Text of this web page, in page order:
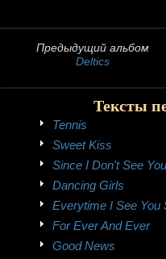
Предыдущий альбом
Deltics
Тексты
Tennis
Sweet Kiss
Since I Don't See
Dancing Girls
Everytime I See You
For Ever And Ever
Good News